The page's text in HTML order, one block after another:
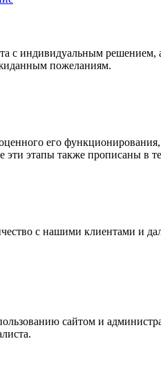
с индивидуальным
пожеланиям.
его
эти этапы также прописаны в
с нашими клиентами и
сайтом и